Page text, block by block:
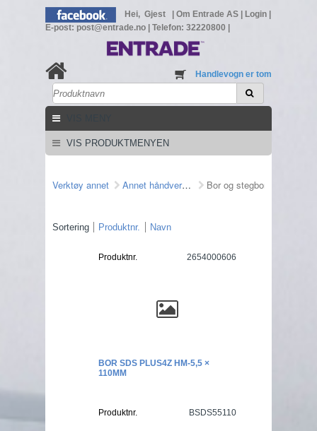
Hei, Gjest Om Entrade AS Login
E-post: post@entrade.no
Telefon: 32220800
Handlevogn er tom
VIS PRODUKTMENYEN
Verktøy annet Annet håndverktøy Bor og stegbor
Sortering Produktnr. Navn
Produktnr. 2654000606
BOR SDS PLUS4Z HM-5,5 ×
110MM
Produktnr. BSDS55110